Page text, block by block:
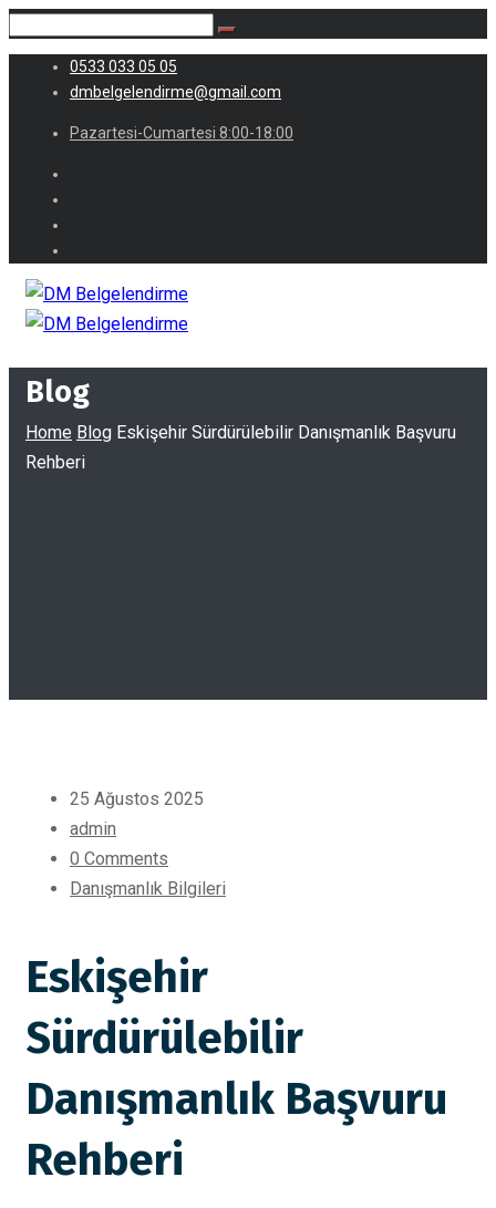
0533 033 05 05
dmbelgelendirme@gmail.com
Pazartesi-Cumartesi 8:00-18:00
Blog
Home Blog Eskişehir Sürdürülebilir Danışmanlık Başvuru
Rehberi
25 Ağustos 2025
admin
0 Comments
Danışmanlık Bilgileri
Eskişehir
Sürdürülebilir
Danışmanlık Başvuru
Rehberi